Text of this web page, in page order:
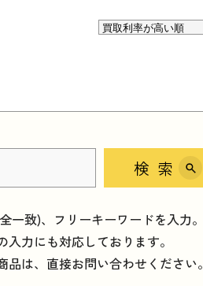
検索
一致)、フリーキーワードを入力。
入力にも対応しております。
品は、直接お問い合わせください。